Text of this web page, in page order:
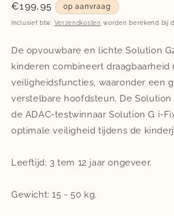
Normale
prijs
€199,95 op aanvraag
Inclusief btw. Verzendkosten worden berekend bij
De opvouwbare en lichte Solution
kinderen combineert draagbaarheid
veiligheidsfuncties, waaronder een
verstelbare hoofdsteun. De Solution
de ADAC-testwinnaar Solution G i-
optimale veiligheid tijdens de
Leeftijd: 3 tem 12 jaar ongeveer.
Gewicht: 15 - 50 kg.